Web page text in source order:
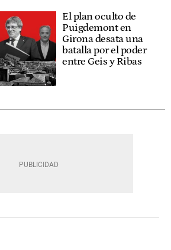
El plan oculto de
Puigdemont en
Girona desata una
batalla por el poder
entre Geis y Ribas